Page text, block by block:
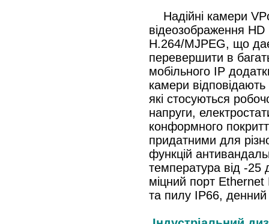
Надійні камери
відеозображення
H.264/MJPEG, що дає
перевершити в
мобільного IP
камери
які стосуються
напруги,
конформного
придатними для
функцій
температура від -25
міцний порт
та пилу IP66, денний